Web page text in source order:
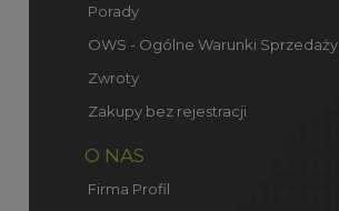
Porady
OWS - Ogólne Warunki Sprzedaży
Zwroty
Zakupy bez rejestracji
O NAS
Firma Profil